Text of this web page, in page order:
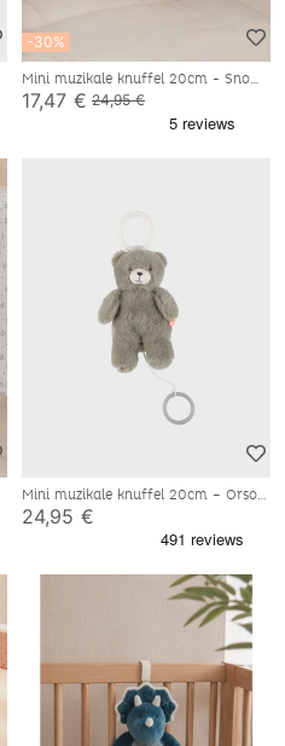
-30%
Mini muzikale knuffel 20cm - Snow
17,47 € 24,95 €
Mini muzikale knuffel 20cm – Orso
24,95 €